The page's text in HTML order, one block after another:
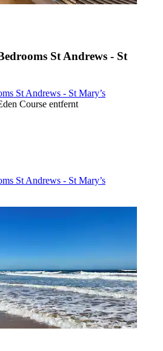
St Andrews - St
St Andrews - St Mary’s
Course entfernt
St Andrews - St Mary’s